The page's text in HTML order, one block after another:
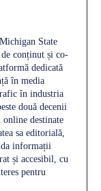
State
conținut și co-
dedicată
în media
în industria
două decenii
destinate
sa editorială,
informații
și accesibil, cu
pentru